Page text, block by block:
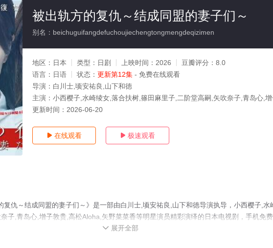
被出轨方的复仇～结成同盟的妻子们～
别名：beichuguifangdefuchoujiechengtongmengdeqizimen
地区： 日本 类型： 日剧 上映时间： 2026 豆瓣评分： 8.0
语言： 日语 状态： 更新第12集 - 免费在线观看
导演： 白川士,顷安祐良,山下和徳
主演： 小西樱子,水崎绫女,落合扶树,篠田麻里子,二阶堂高嗣,矢吹奈子,青岛心,
更新时间： 2026-06-20
 在线观看  极速观看
复仇～结成同盟的妻子们～》是一部由白川士,顷安祐良,山下和徳导演执导，小西樱子,水
子,青岛心,增子敦贵,高松Aloha,矢野菜菜香等明星演员精彩演绎的日本电视剧，手机免
影网，热播电视剧提前免费观看，更多剧情信息可移步至豆瓣电视剧、电视猫或剧情网等
 展开全部